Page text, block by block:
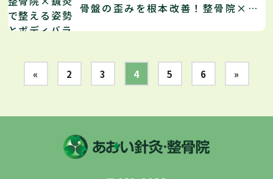
骨盤の歪みを根本改善！整骨院×鍼灸で整える姿勢とボディバランス 名古屋市東区大曽根の骨盤の名医がお伝えする改善法
« 2 3 4 5 6 »